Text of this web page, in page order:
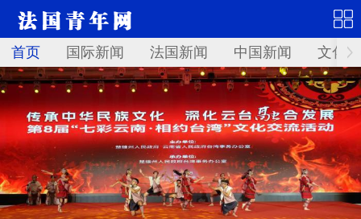
首页 国际新闻 法国新闻 中国新闻 文化